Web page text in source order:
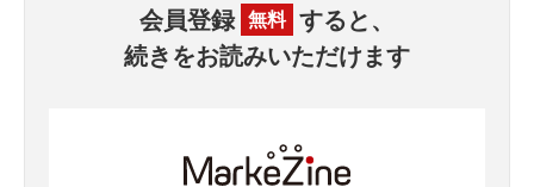
会員登録 無料 すると、
続きをお読みいただけます